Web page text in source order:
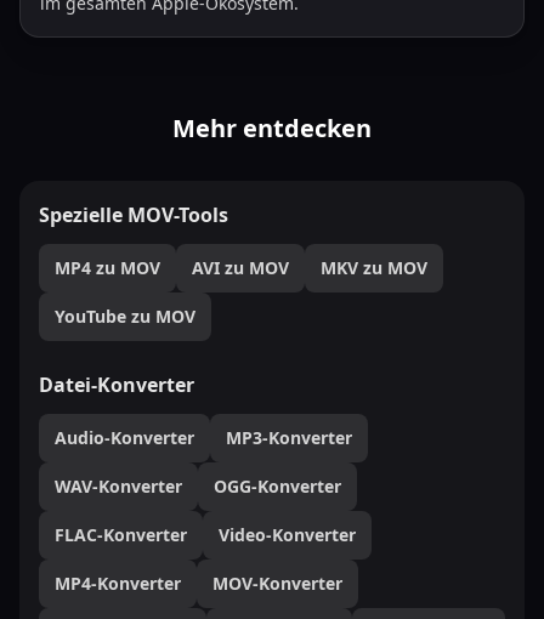
Mehr entdecken
Spezielle MOV-Tools
MP4 zu MOV AVI zu MOV MKV zu MOV
YouTube zu MOV
Datei-Konverter
Audio-Konverter MP3-Konverter
WAV-Konverter OGG-Konverter
FLAC-Konverter Video-Konverter
MP4-Konverter MOV-Konverter